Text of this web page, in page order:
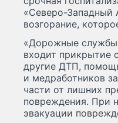
«Северо-
возгорание,
«Дорожные
входит прикрытие
другие ДТП,
и медработников
части от лишних
повреждения. При
эвакуации